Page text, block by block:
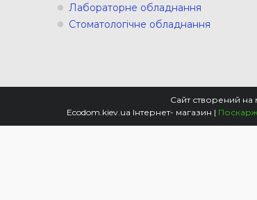
Лабораторне обладнання
Стоматологічне обладнання
Сайт створений на
Еcodom.kiev.ua Інтернет- магазин |